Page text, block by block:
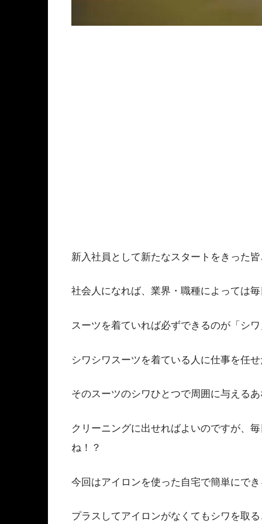
新入社員として新たなスタートをきった
社会人になれば、業界・職種によっては
スーツを着ていれば必ずできるのが「シ
シワシワスーツを着ている人に仕事を任
そのスーツのシワひとつで周囲に与える
クリーニングに出せればよいのですが、
ね！？
今回はアイロンを使った自宅で簡単にで
プラスしてアイロンがなくてもシワを取